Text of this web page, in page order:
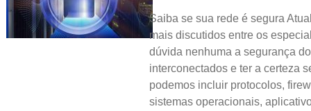
Saiba se sua rede é segura
mais discutidos entre os
dúvida nenhuma a segurança
interconectados e ter a certeza
podemos incluir protocolos,
sistemas operacionais,